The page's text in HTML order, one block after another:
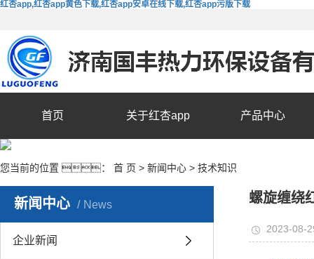
红杏app,红杏app黄色下载,红杏app安卓在线下载,红杏app污版下载
首页 关于红杏app 产品中心
您当前的位置 ： 首 页 > 新闻中心 > 技术知识
新闻中心 News
企业新闻
螺旋缠绕
2023-08-